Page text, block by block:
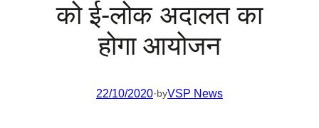
को ई-लोक अदालत का
होगा आयोजन
22/10/2020·byVSP News